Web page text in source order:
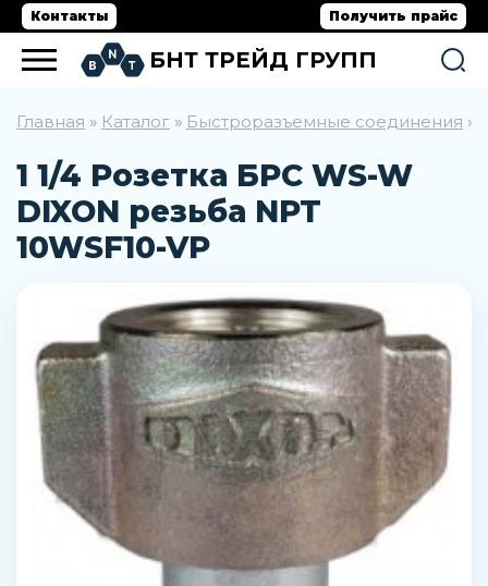
Контакты Получить прайс
БНТ ТРЕЙД ГРУПП
Главная » Каталог » Быстроразъемные соединения »
1 1/4 Розетка БРС WS-W
DIXON резьба NPT
10WSF10-VP